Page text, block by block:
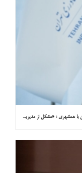
گفتگوی ویژه روز بدون کیسه پلاستیکی دبیر فدراسیون صنایع بازیافت ایران با همشهری : «مشکل از مدیریت پسماند پلاستیکی است، نه کیسه پلاستیکی»